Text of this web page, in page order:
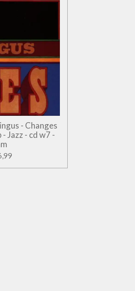
- Changes
Jazz - cd w7 -